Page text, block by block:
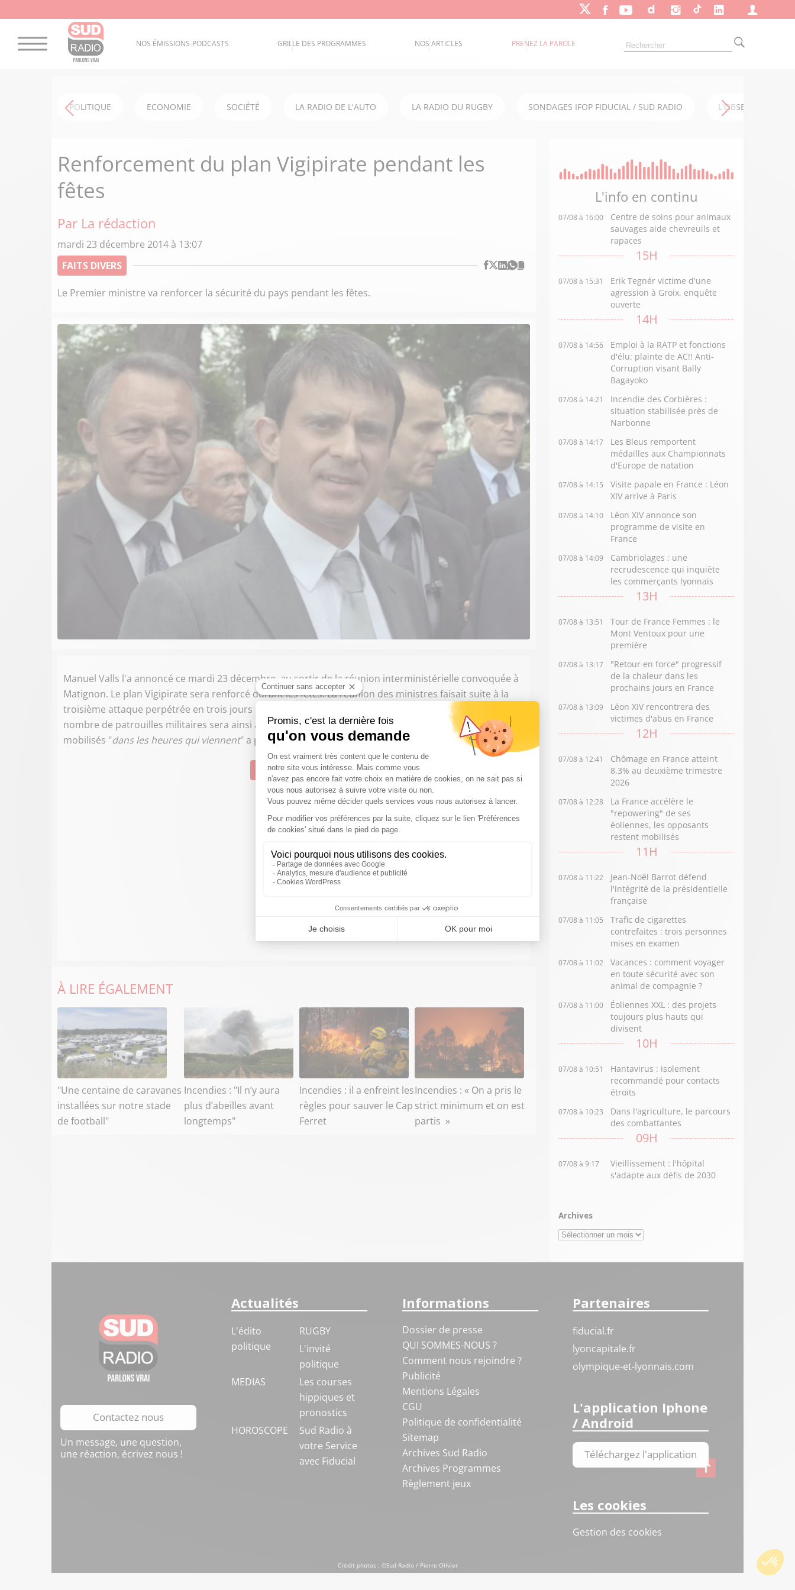
NOS ÉMISSIONS-PODCASTS GRILLE DES PROGRAMMES NOS ARTICLES PRENEZ LA PAROLE
POLITIQUE ECONOMIE SOCIÉTÉ LA RADIO DE L'AUTO LA RADIO DU RUGBY SONDAGES IFOP FIDUCIAL / SUD RADIO L'OBSERVATOIRE
Renforcement du plan Vigipirate pendant les
fêtes
Par La rédaction
mardi 23 décembre 2014 à 13:07
FAITS DIVERS
Le Premier ministre va renforcer la sécurité du pays pendant les fêtes.
Manuel Valls l'a annoncé ce mardi 23 décembre, au sortir de la réunion interministérielle convoquée à
Matignon. Le plan Vigipirate sera renforcé durant les fêtes. La réunion des ministres faisait suite à la
troisième attaque perpétrée en trois jours sur le territoire, à Nantes, après Dijon et Joué-les-Tours. Le
nombre de patrouilles militaires sera ainsi augmenté. "200 à 300 militaires " supplémentaires seront
mobilisés "dans les heures qui viennent" a précisé le chef du gouvernement.
Suivre Sud Radio
À LIRE ÉGALEMENT
"Une centaine de caravanes
installées sur notre stade
de football"
Incendies : "Il n’y aura
plus d’abeilles avant
longtemps"
Incendies : il a enfreint les
règles pour sauver le Cap
Ferret
Incendies : « On a pris le
strict minimum et on est
partis »
L'info en continu
07/08 à 16:00
Centre de soins pour animaux
sauvages aide chevreuils et
rapaces
15H
07/08 à 15:31
Erik Tegnér victime d'une
agression à Groix, enquête
ouverte
14H
07/08 à 14:56
Emploi à la RATP et fonctions
d'élu: plainte de AC!! Anti-
Corruption visant Bally
Bagayoko
07/08 à 14:21
Incendie des Corbières :
situation stabilisée près de
Narbonne
07/08 à 14:17
Les Bleus remportent
médailles aux Championnats
d'Europe de natation
07/08 à 14:15
Visite papale en France : Léon
XIV arrive à Paris
07/08 à 14:10
Léon XIV annonce son
programme de visite en
France
07/08 à 14:09
Cambriolages : une
recrudescence qui inquiète
les commerçants lyonnais
13H
07/08 à 13:51
Tour de France Femmes : le
Mont Ventoux pour une
première
07/08 à 13:17
"Retour en force" progressif
de la chaleur dans les
prochains jours en France
07/08 à 13:09
Léon XIV rencontrera des
victimes d'abus en France
12H
07/08 à 12:41
Chômage en France atteint
8,3% au deuxième trimestre
2026
07/08 à 12:28
La France accélère le
"repowering" de ses
éoliennes, les opposants
restent mobilisés
11H
07/08 à 11:22
Jean-Noël Barrot défend
l'intégrité de la présidentielle
française
07/08 à 11:05
Trafic de cigarettes
contrefaites : trois personnes
mises en examen
07/08 à 11:02
Vacances : comment voyager
en toute sécurité avec son
animal de compagnie ?
07/08 à 11:00
Éoliennes XXL : des projets
toujours plus hauts qui
divisent
10H
07/08 à 10:51
Hantavirus : isolement
recommandé pour contacts
étroits
07/08 à 10:23
Dans l'agriculture, le parcours
des combattantes
09H
07/08 à 9:17
Vieillissement : l'hôpital
s'adapte aux défis de 2030
Archives
Archives
Contactez nous
Un message, une question,
une réaction, écrivez nous !
Actualités
L'édito
politique
RUGBY
L'invité
politique
MEDIAS
Les courses
hippiques et
pronostics
HOROSCOPE
Sud Radio à
votre Service
avec Fiducial
Informations
Dossier de presse
QUI SOMMES-NOUS ?
Comment nous rejoindre ?
Publicité
Mentions Légales
CGU
Politique de confidentialité
Sitemap
Archives Sud Radio
Archives Programmes
Règlement jeux
Partenaires
fiducial.fr
lyoncapitale.fr
olympique-et-lyonnais.com
L'application Iphone
/ Android
Téléchargez l'application
Les cookies
Gestion des cookies
Crédit photos : ©Sud Radio / Pierre Olivier